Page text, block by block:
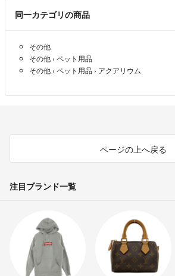
同一カテゴリの商品
その他
その他 › ペット用品
その他 › ペット用品 › アクアリウム
ページの上へ戻る
注目ブランド一覧